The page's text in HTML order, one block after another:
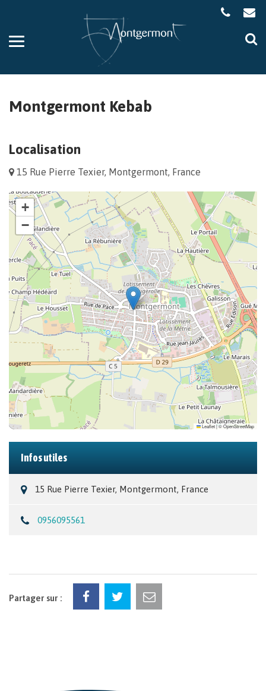
Aller
la
Montgermont Kebab
Localisation
15 Rue Pierre Texier, Montgermont, France
+
−
Leaflet|©OpenStreetMap
Infos utiles
15 Rue Pierre Texier, Montgermont, France
0956095561
Partager sur :